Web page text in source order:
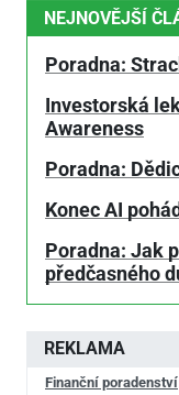
REKLAMA
Finanční poradenství
NEJNOVĚJŠÍ
Poradna:
Investorská
Awareness
Poradna:
Konec AI
Poradna: Jak
předčasného